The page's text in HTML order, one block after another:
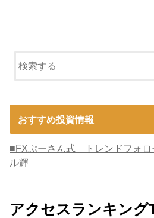
おすすめ投資情報
■FXぷーさん式 トレンドフォロ
ル輝
アクセスランキング